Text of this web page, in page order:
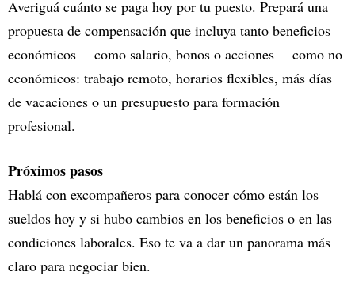
Averiguá cuánto se paga hoy por tu puesto. Prepará una
propuesta de compensación que incluya tanto beneficios
económicos —como salario, bonos o acciones— como no
económicos: trabajo remoto, horarios flexibles, más días
de vacaciones o un presupuesto para formación
profesional.
Próximos pasos
Hablá con excompañeros para conocer cómo están los
sueldos hoy y si hubo cambios en los beneficios o en las
condiciones laborales. Eso te va a dar un panorama más
claro para negociar bien.